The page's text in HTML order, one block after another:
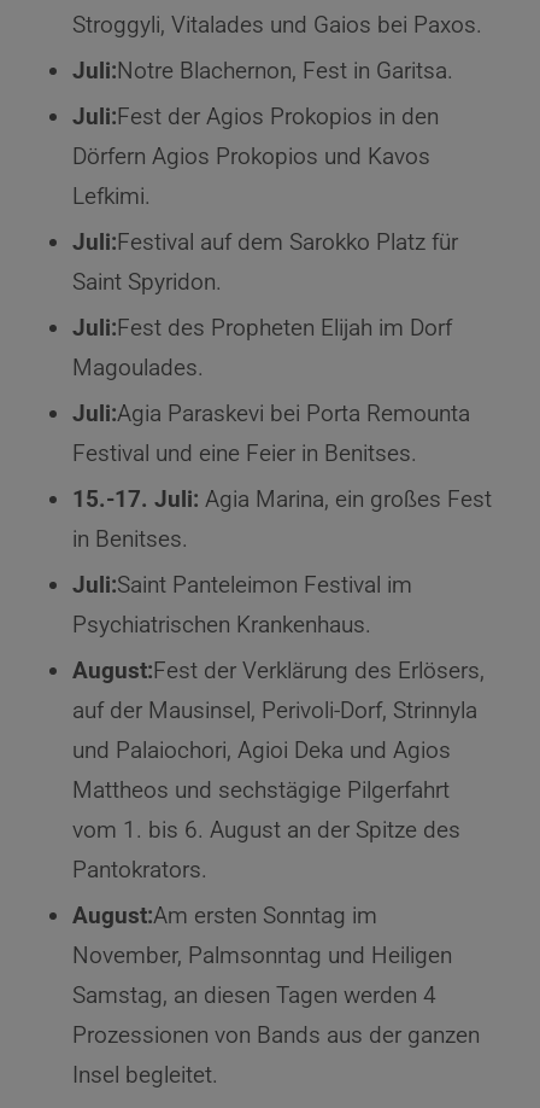
Stroggyli, Vitalades und Gaios bei Paxos.
Juli:Notre Blachernon, Fest in Garitsa.
Juli:Fest der Agios Prokopios in den
Dörfern Agios Prokopios und Kavos
Lefkimi.
Juli:Festival auf dem Sarokko Platz für
Saint Spyridon.
Juli:Fest des Propheten Elijah im Dorf
Magoulades.
Juli:Agia Paraskevi bei Porta Remounta
Festival und eine Feier in Benitses.
15.-17. Juli: Agia Marina, ein großes Fest
in Benitses.
Juli:Saint Panteleimon Festival im
Psychiatrischen Krankenhaus.
August:Fest der Verklärung des Erlösers,
auf der Mausinsel, Perivoli-Dorf, Strinnyla
und Palaiochori, Agioi Deka und Agios
Mattheos und sechstägige Pilgerfahrt
vom 1. bis 6. August an der Spitze des
Pantokrators.
August:Am ersten Sonntag im
November, Palmsonntag und Heiligen
Samstag, an diesen Tagen werden 4
Prozessionen von Bands aus der ganzen
Insel begleitet.